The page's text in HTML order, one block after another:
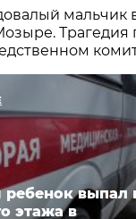
мальчик
Трагедия
ребенок выпал
этажа в